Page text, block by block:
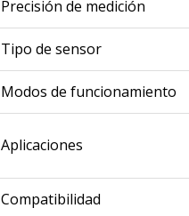
Precisión de medición
Tipo de sensor
Modos de funcionamiento
Aplicaciones
Compatibilidad